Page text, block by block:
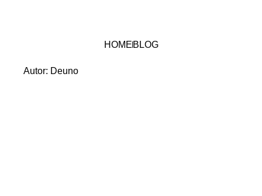
HOMEBLOG
Autor: Deuno